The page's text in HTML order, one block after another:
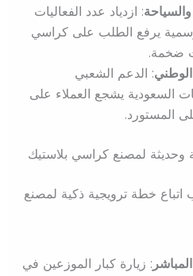
: ازدياد عدد الفعاليات
يرفع الطلب على كراسي
ضخمة.
: الدعم الشعبي
السعودية يشجع العملاء على
المستورد.
وحديثة لمصنع كراسي بلاستيك
خطة ترويجية ذكية لمصنع
: زيارة كبار الموزعين في